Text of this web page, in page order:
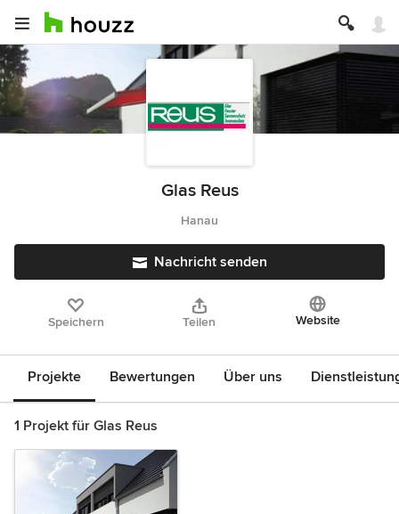
Glas Reus
Hanau
Nachricht senden
Speichern Teilen Website
Projekte Bewertungen Über uns
1 Projekt für Glas Reus